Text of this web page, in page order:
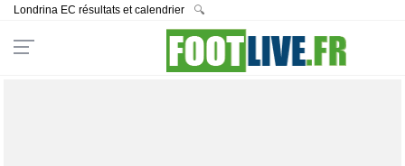
Londrina EC résultats et calendrier 🔍